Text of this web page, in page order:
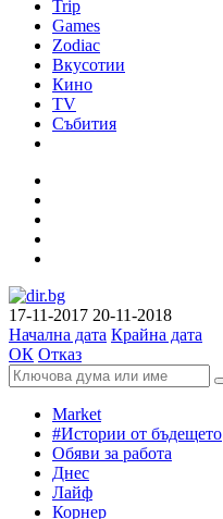
Trip
Games
Zodiac
Вкусотии
Кино
TV
Събития
17-11-2017 20-11-2018
Начална дата Крайна дата
ОК Отказ
Market
#Истории от бъдещето
Обяви за работа
Днес
Лайф
Корнер